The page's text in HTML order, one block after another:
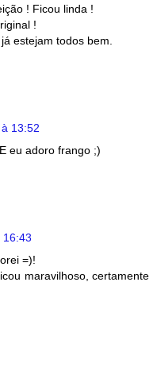
! Ficou linda !
!
estejam todos bem.
13:52
eu adoro frango ;)
16:43
=)!
maravilhoso, certamente